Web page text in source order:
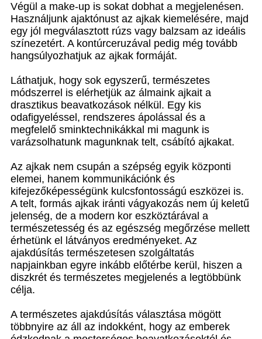
Végül a make-up is sokat dobhat a megjelenésen.
Használjunk ajaktónust az ajkak kiemelésére, majd
egy jól megválasztott rúzs vagy balzsam az ideális
színezetért. A kontúrceruzával pedig még tovább
hangsúlyozhatjuk az ajkak formáját.
Láthatjuk, hogy sok egyszerű, természetes
módszerrel is elérhetjük az álmaink ajkait a
drasztikus beavatkozások nélkül. Egy kis
odafigyeléssel, rendszeres ápolással és a
megfelelő sminktechnikákkal mi magunk is
varázsolhatunk magunknak telt, csábító ajkakat.
Az ajkak nem csupán a szépség egyik központi
elemei, hanem kommunikációnk és
kifejezőképességünk kulcsfontosságú eszközei is.
A telt, formás ajkak iránti vágyakozás nem új keletű
jelenség, de a modern kor eszköztárával a
természetesség és az egészség megőrzése mellett
érhetünk el látványos eredményeket. Az
ajakdúsítás természetesen szolgáltatás
napjainkban egyre inkább előtérbe kerül, hiszen a
diszkrét és természetes megjelenés a legtöbbünk
célja.
A természetes ajakdúsítás választása mögött
többnyire az áll az indokként, hogy az emberek